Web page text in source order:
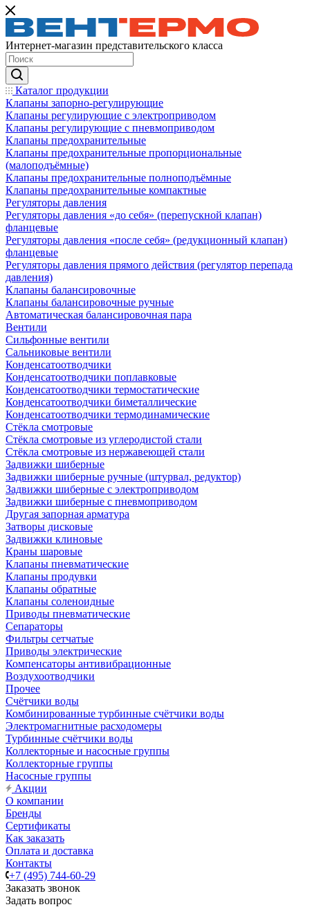
Интернет-магазин представительского класса
Каталог продукции
Клапаны запорно-регулирующие
Клапаны регулирующие с электроприводом
Клапаны регулирующие с пневмоприводом
Клапаны предохранительные
Клапаны предохранительные пропорциональные
(малоподъёмные)
Клапаны предохранительные полноподъёмные
Клапаны предохранительные компактные
Регуляторы давления
Регуляторы давления «до себя» (перепускной клапан)
фланцевые
Регуляторы давления «после себя» (редукционный клапан)
фланцевые
Регуляторы давления прямого действия (регулятор перепада
давления)
Клапаны балансировочные
Клапаны балансировочные ручные
Автоматическая балансировочная пара
Вентили
Сильфонные вентили
Сальниковые вентили
Конденсатоотводчики
Конденсатоотводчики поплавковые
Конденсатоотводчики термостатические
Конденсатоотводчики биметаллические
Конденсатоотводчики термодинамические
Стёкла смотровые
Стёкла смотровые из углеродистой стали
Стёкла смотровые из нержавеющей стали
Задвижки шиберные
Задвижки шиберные ручные (штурвал, редуктор)
Задвижки шиберные с электроприводом
Задвижки шиберные с пневмоприводом
Другая запорная арматура
Затворы дисковые
Задвижки клиновые
Краны шаровые
Клапаны пневматические
Клапаны продувки
Клапаны обратные
Клапаны соленоидные
Приводы пневматические
Сепараторы
Фильтры сетчатые
Приводы электрические
Компенсаторы антивибрационные
Воздухоотводчики
Прочее
Счётчики воды
Комбинированные турбинные счётчики воды
Электромагнитные расходомеры
Турбинные счётчики воды
Коллекторные и насосные группы
Коллекторные группы
Насосные группы
Акции
О компании
Бренды
Сертификаты
Как заказать
Оплата и доставка
Контакты
+7 (495) 744-60-29
Заказать звонок
Задать вопрос